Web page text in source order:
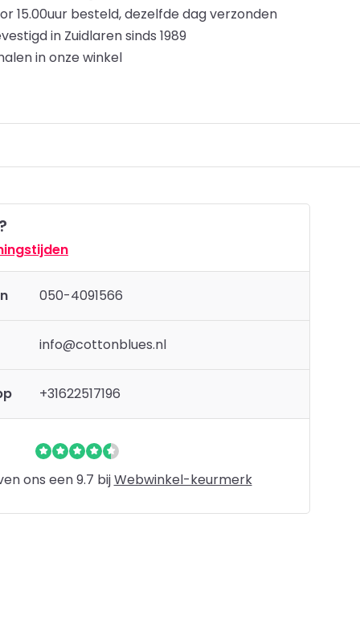
15.00uur besteld, dezelfde dag verzonden
in Zuidlaren sinds 1989
in onze winkel
050-4091566
info@cottonblues.nl
+31622517196
ons een 9.7 bijWebwinkel-keurmerk